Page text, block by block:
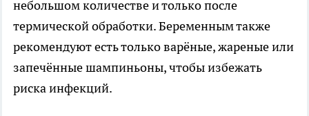
небольшом количестве и только после
термической обработки. Беременным также
рекомендуют есть только варёные, жареные или
запечённые шампиньоны, чтобы избежать
риска инфекций.